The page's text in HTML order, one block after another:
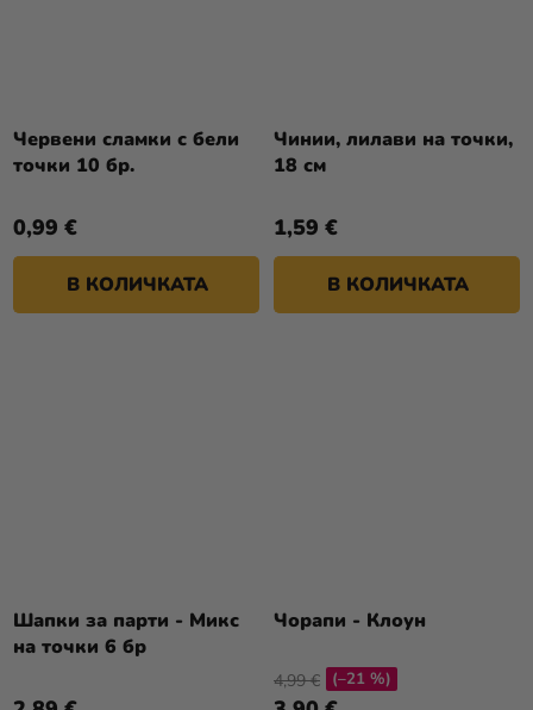
Червени сламки с бели
точки 10 бр.
0,99 €
В КОЛИЧКАТА
Чинии, лилави на точки,
18 см
1,59 €
В КОЛИЧКАТА
Шапки за парти - Микс
на точки 6 бр
Чорапи - Клоун
4,99 € (–21 %)